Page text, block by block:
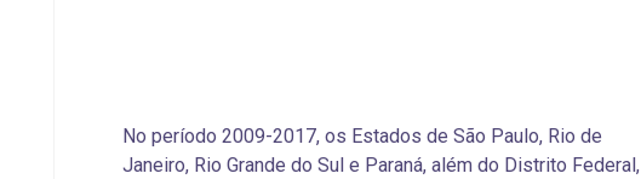
No período 2009-2017, os Estados de São Paulo, Rio de
Janeiro, Rio Grande do Sul e Paraná, além do Distrito Federal,